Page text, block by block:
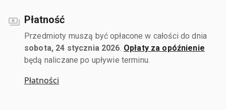
Płatność
Przedmioty muszą być opłacone w całości do dnia
sobota, 24 stycznia 2026 Opłaty za opóźnienie
będą naliczane po upływie terminu.
Płatności